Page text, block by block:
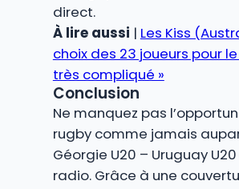
direct.
À lire aussi | Les Kiss
choix des 23 joueurs pour
très compliqué »
Conclusion
Ne manquez pas
rugby comme jamais
Géorgie U20 – Uruguay
radio. Grâce à une